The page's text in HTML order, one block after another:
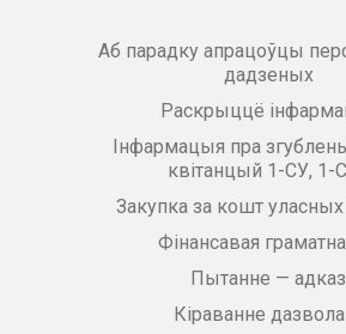
Аб парадку апрацоўцы
дадзеных
Раскрыццё
Інфармацыя пра
квітанцый 1-СУ, 1-
Закупка за кошт
Фінансавая
Пытанне — адказ
Кіраванне